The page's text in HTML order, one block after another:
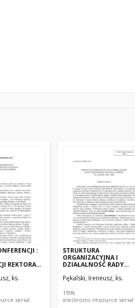
:
REKTORA
KS. DRA
ks.
electronic resource serial
STRUKTURA
ORGANIZACYJNA I
DZIAŁALNOŚĆ RADY
ŁÓDZKIEJW LATACH
Pękalski, Ireneusz, ks.
1996
electronic resource serial